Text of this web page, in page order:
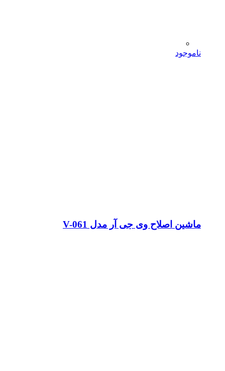
ناموجود
ماشین اصلاح وی جی آر مدل V-061